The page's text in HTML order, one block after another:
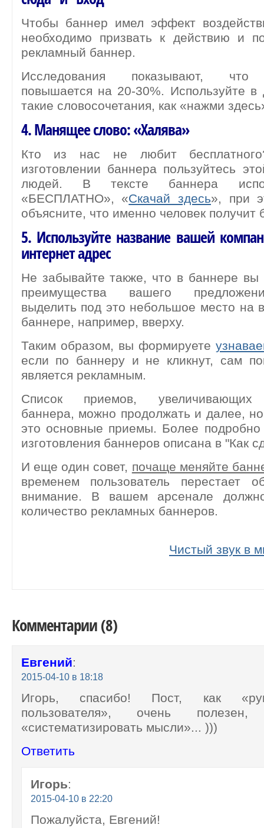
Чтобы баннер имел эффект
необходимо призвать к действию и
рекламный баннер.
Исследования показывают, что
повышается на 20-30%. Используйте в
такие словосочетания, как «нажми
4. Манящее слово: «Халява»
Кто из нас не любит
изготовлении баннера пользуйтесь
людей. В тексте баннера
«БЕСПЛАТНО», «Скачай здесь», при
объясните, что именно человек получит
5. Используйте название вашей
интернет адрес
Не забывайте также, что в баннере вы
преимущества вашего
выделить под это небольшое место на
баннере, например, вверху.
Таким образом, вы формируете
если по баннеру и не кликнут, сам
является рекламным.
Список приемов, увеличивающих
баннера, можно продолжать и далее,
это основные приемы. Более подробно
изготовления баннеров описана в "Как
И еще один совет, почаще меняйте
временем пользователь перестает
внимание. В вашем арсенале
количество рекламных баннеров.
Чистый звук в
Комментарии (8)
Евгений:
2015-04-10 в 18:18
Игорь, спасибо! Пост, как
пользователя», очень
«систематизировать мысли»... )))
Ответить
Игорь:
2015-04-10 в 22:20
Пожалуйста, Евгений!